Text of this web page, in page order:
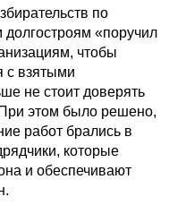
по
«поручил
чтобы
с взятыми
не стоит доверять
При этом было решено,
работ брались в
которые
и обеспечивают